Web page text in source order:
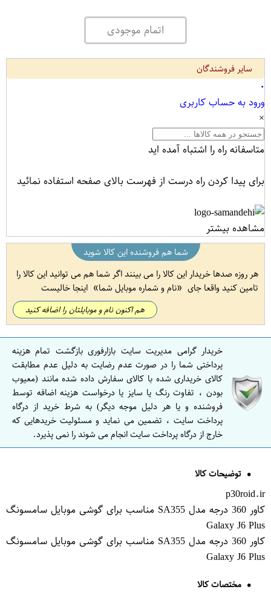
اتمام موجودی
سایر فروشندگان
۰
ورود به حساب کاربری
×
متاسفانه راه را اشتباه آمده اید
برای پیدا کردن راه درست از فهرست بالای صفحه استفاده نمائید
مشاهده بیشتر
شما هم فروشنده این کالا شوید
هر روزه صدها خریدار این کالا را می بینند اگر شما هم می توانید این کالا را
تامین کنید واقعا جای
نام و شماره موبایل شما اینجا خالیست
هم اکنون نام و موبایلتان را اضافه کنید
خریدار گرامی مدیریت سایت بازارفوری بازگشت تمام هزینه
پرداختی شما را در صورت عدم رضایت به دلیل عدم مطابقت
کالای خریداری شده با کالای سفارش داده شده مانند (معیوب
بودن ، تفاوت رنگ یا سایز یا درخواست هزینه اضافه توسط
فروشنده و یا هر دلیل موجه دیگر) به شرط خرید از درگاه
پرداخت سایت ، تضمین می نماید و مسئولیت خریدهایی که
خارج از درگاه پرداخت سایت انجام می شوند را نمی پذیرد.
توضیحات کالا
p30roid.ir
کاور 360 درجه مدل SA355 مناسب برای گوشی موبایل سامسونگ
Galaxy J6 Plus
کاور 360 درجه مدل SA355 مناسب برای گوشی موبایل سامسونگ
Galaxy J6 Plus
مختصات کالا